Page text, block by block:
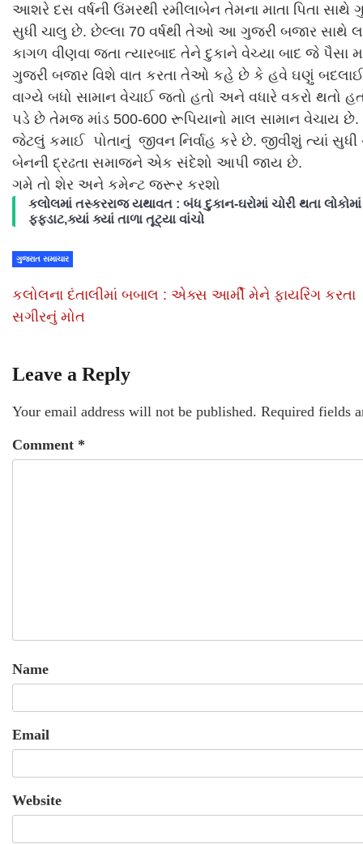
આશરે દસ વર્ષની ઉંમરથી રમીલાબેન તેમના માતા પિતા
સુધી ચાલુ છે. છેલ્લા 70 વર્ષથી તેઓ આ ગુજરી બજાર સાથે
કાગળ વીણવા જતા ત્યારબાદ તેને દુકાને વેચ્યા બાદ જે પૈસા
ગુજરી બજાર વિશે વાત કરતા તેઓ કહે છે કે હવે ઘણું બદલાઈ
વાગ્યે બધો સામાન વેચાઈ જતો હતો અને વધારે વકરો થતો
પડે છે તેમજ માંડ 500-600 રૂપિયાનો માલ સામાન વેચાય છે.
જેટલું કમાઈ પોતાનું જીવન નિર્વાહ કરે છે. જીવીશું ત્યાં
બેનની દ્રઢતા સમાજને એક સંદેશો આપી જાય છે.
ગમે તો શેર અને કમેન્ટ જરૂર કરશો
કલોલમાં તસ્કરરાજ યથાવત : બંધ દુકાન-ઘરોમાં ચોરી થતા લોકોમાં
ફફડાટ,ક્યાં ક્યાં તાળા તૂટ્યા વાંચો
ગુજરાત સમાચાર
કલોલના દંતાલીમાં બબાલ : એક્સ આર્મી મેને ફાયરિંગ કરતા
સગીરનું મોત
Leave a Reply
Your email address will not be published. Required fields
Comment *
Name
Email
Website